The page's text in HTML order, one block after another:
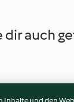
dir auch